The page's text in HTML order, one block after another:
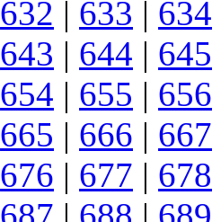
632 | 633 | 634
643 | 644 | 645
654 | 655 | 656
665 | 666 | 667
676 | 677 | 678